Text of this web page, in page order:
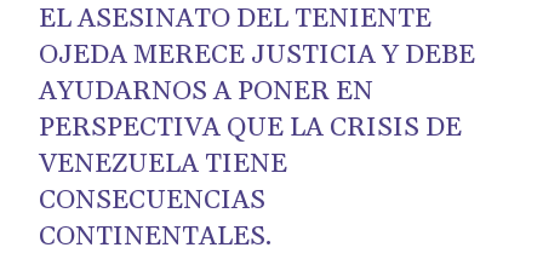
EL ASESINATO DEL TENIENTE
OJEDA MERECE JUSTICIA Y DEBE
AYUDARNOS A PONER EN
PERSPECTIVA QUE LA CRISIS DE
VENEZUELA TIENE
CONSECUENCIAS
CONTINENTALES.